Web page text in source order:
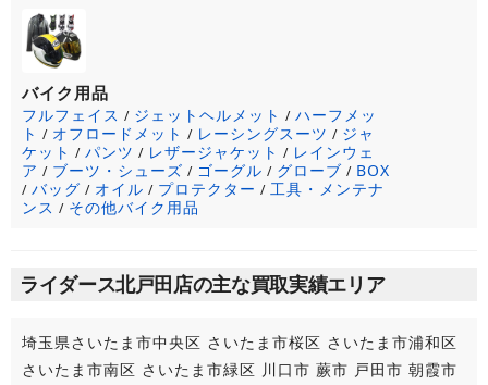
バイク用品
フルフェイス / ジェットヘルメット / ハーフメッ
ト / オフロードメット / レーシングスーツ / ジャ
ケット / パンツ / レザージャケット / レインウェ
ア / ブーツ・シューズ / ゴーグル / グローブ / BOX
/ バッグ / オイル / プロテクター / 工具・メンテナ
ンス / その他バイク用品
ライダース北戸田店の主な買取実績エリア
埼玉県さいたま市中央区 さいたま市桜区 さいたま市浦和区
さいたま市南区 さいたま市緑区 川口市 蕨市 戸田市 朝霞市